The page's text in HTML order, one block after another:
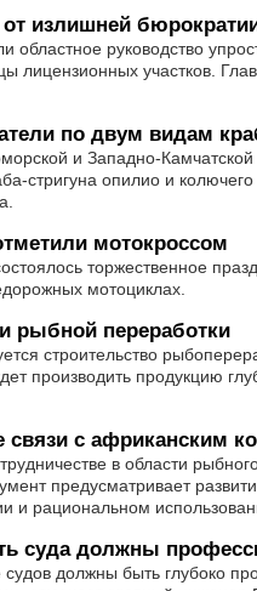
излишней
руководство
лицензионных участков.
по двум видам
и Западно-
стригуна опилио и
мотокроссом
торжественное
мотоциклах.
рыбной переработки
строительство
производить продукцию
с африканским
в области
предусматривает
и рациональном
суда должны
должны быть глубоко